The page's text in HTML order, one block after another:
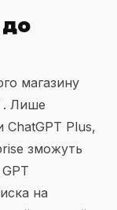
до
магазину
. Лише
ChatGPT Plus,
зможуть
на